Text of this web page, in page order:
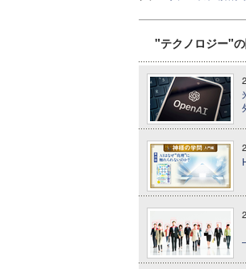
"テクノロジー"